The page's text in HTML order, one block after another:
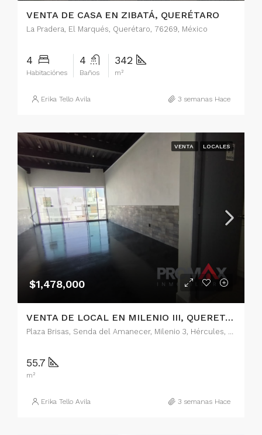
VENTA DE CASA EN ZIBATÁ, QUERÉTARO
La Pradera, El Marqués, Querétaro, 76269, México
4
Habitaciónes
4
Baños
342
m²
Erika Tello Avila 3 semanas Hace
VENTA LOCALES
$1,478,000
VENTA DE LOCAL EN MILENIO III, QUERETARO
Plaza Brisas, Senda del Amanecer, Milenio 3, Hércules, Delegación Cayetano Rubio, Santiago de Querétaro, Municipio de Querétaro, Querétaro, 76063, México
55.7
m²
Erika Tello Avila 3 semanas Hace